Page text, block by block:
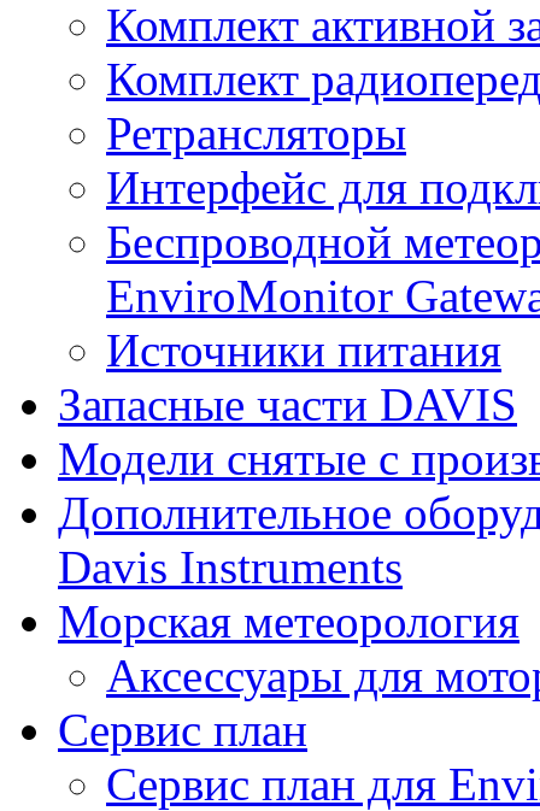
Комплект активной
Комплект
Ретрансляторы
Интерфейс для
Беспроводной
EnviroMonitor
Источники питания
Запасные части DAVIS
Модели снятые с
Дополнительное
Davis Instruments
Морская метеорология
Аксессуары для
Сервис план
Сервис план для